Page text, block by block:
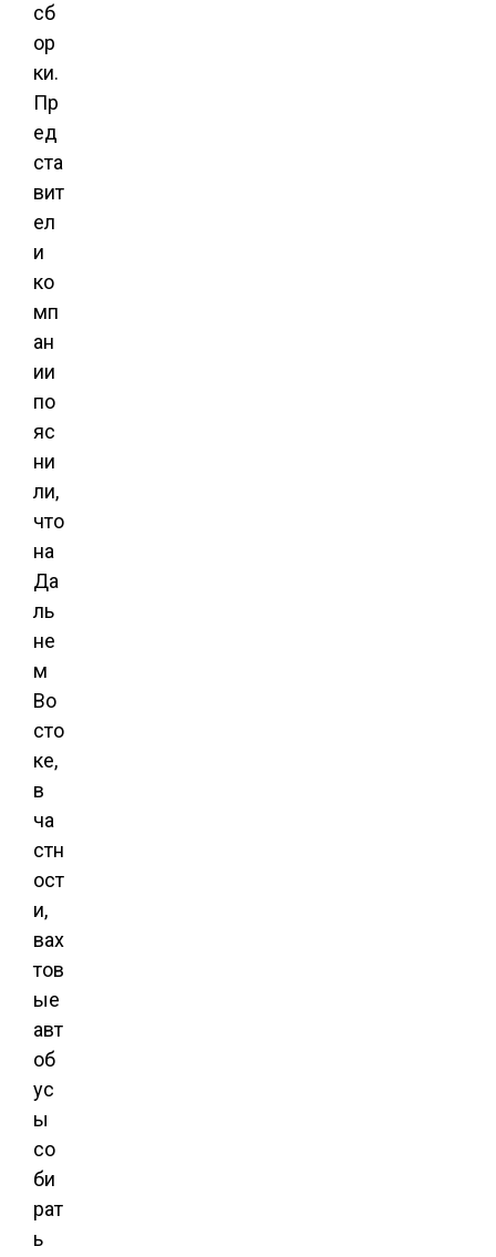
сб
ор
ки.
Пр
ед
ста
вит
ел
и
ко
мп
ан
ии
по
яс
ни
ли,
что
на
Да
ль
не
м
Во
сто
ке,
в
ча
стн
ост
и,
вах
тов
ые
авт
об
ус
ы
со
би
рат
ь